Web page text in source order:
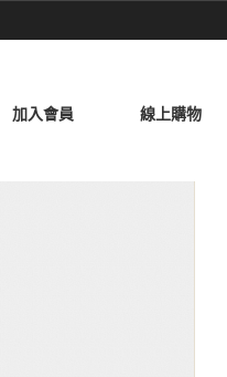
加入會員 線上購物